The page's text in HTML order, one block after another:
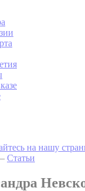
на нашу
Статьи